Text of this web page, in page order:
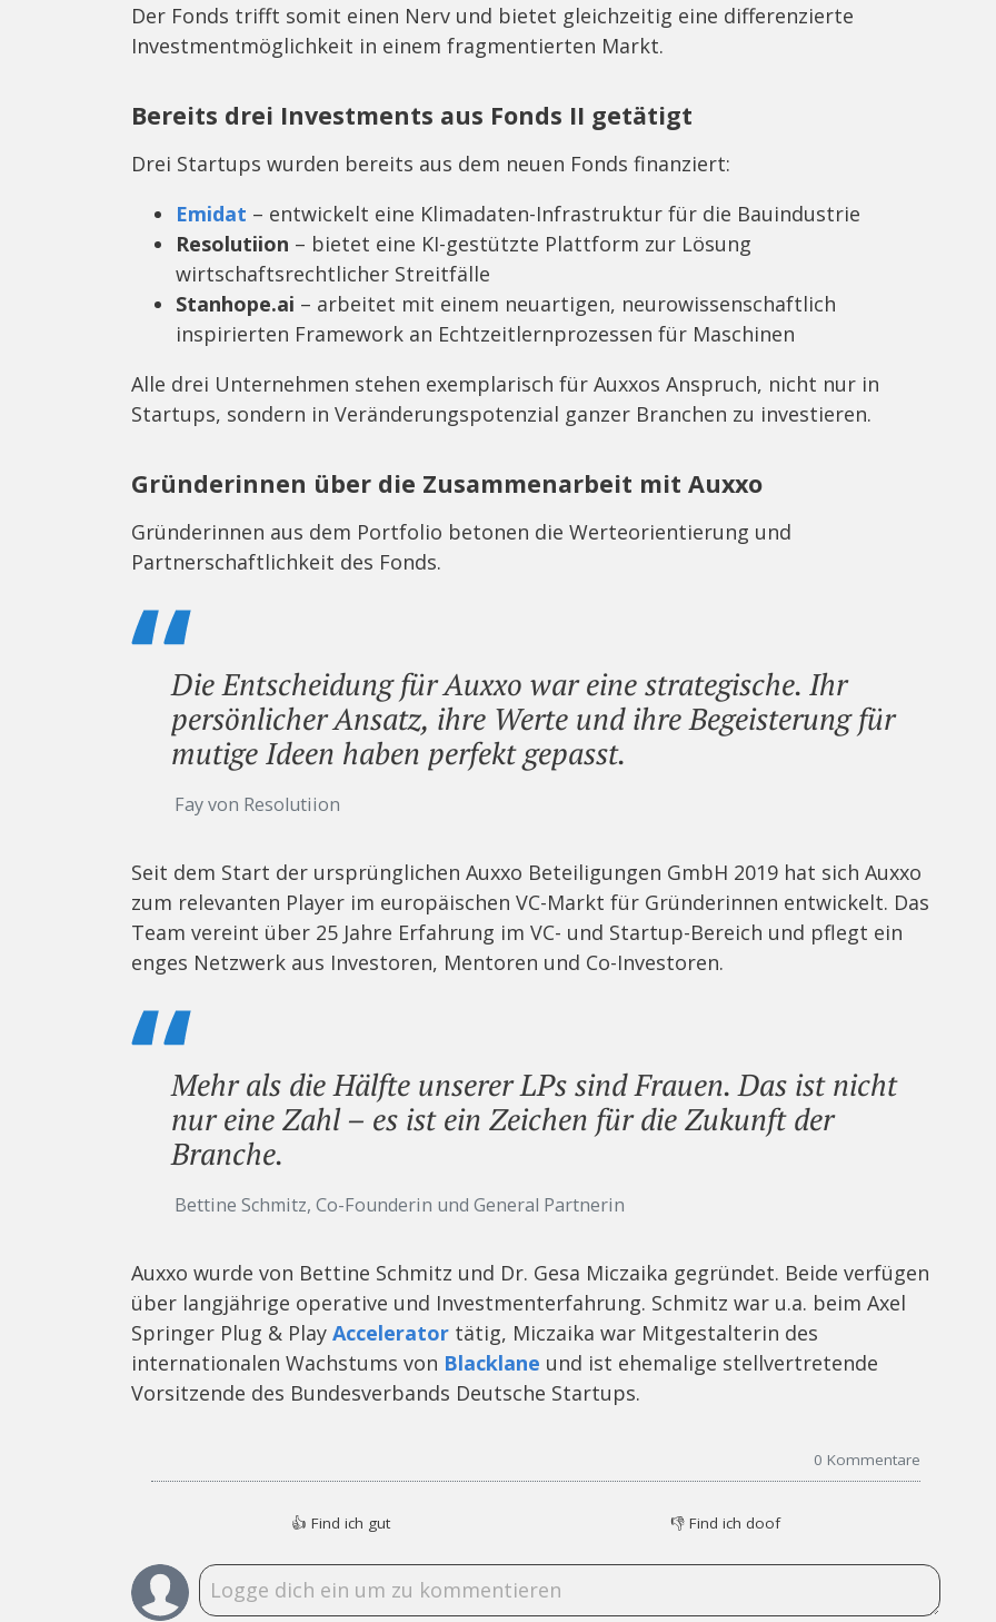
Der Fonds trifft somit einen Nerv und bietet gleichzeitig eine differenzierte
Investmentmöglichkeit in einem fragmentierten Markt.
Bereits drei Investments aus Fonds II getätigt
Drei Startups wurden bereits aus dem neuen Fonds finanziert:
Emidat – entwickelt eine Klimadaten-Infrastruktur für die Bauindustrie
Resolutiion – bietet eine KI-gestützte Plattform zur Lösung
wirtschaftsrechtlicher Streitfälle
Stanhope.ai – arbeitet mit einem neuartigen, neurowissenschaftlich
inspirierten Framework an Echtzeitlernprozessen für Maschinen
Alle drei Unternehmen stehen exemplarisch für Auxxos Anspruch, nicht nur in
Startups, sondern in Veränderungspotenzial ganzer Branchen zu investieren.
Gründerinnen über die Zusammenarbeit mit Auxxo
Gründerinnen aus dem Portfolio betonen die Werteorientierung und
Partnerschaftlichkeit des Fonds.
Die Entscheidung für Auxxo war eine strategische. Ihr
persönlicher Ansatz, ihre Werte und ihre Begeisterung für
mutige Ideen haben perfekt gepasst.
Fay von Resolutiion
Seit dem Start der ursprünglichen Auxxo Beteiligungen GmbH 2019 hat sich Auxxo
zum relevanten Player im europäischen VC-Markt für Gründerinnen entwickelt. Das
Team vereint über 25 Jahre Erfahrung im VC- und Startup-Bereich und pflegt ein
enges Netzwerk aus Investoren, Mentoren und Co-Investoren.
Mehr als die Hälfte unserer LPs sind Frauen. Das ist nicht
nur eine Zahl – es ist ein Zeichen für die Zukunft der
Branche.
Bettine Schmitz, Co-Founderin und General Partnerin
Auxxo wurde von Bettine Schmitz und Dr. Gesa Miczaika gegründet. Beide verfügen
über langjährige operative und Investmenterfahrung. Schmitz war u.a. beim Axel
Springer Plug & Play Accelerator tätig, Miczaika war Mitgestalterin des
internationalen Wachstums von Blacklane und ist ehemalige stellvertretende
Vorsitzende des Bundesverbands Deutsche Startups.
0 Kommentare
👍 Find ich gut 👎 Find ich doof